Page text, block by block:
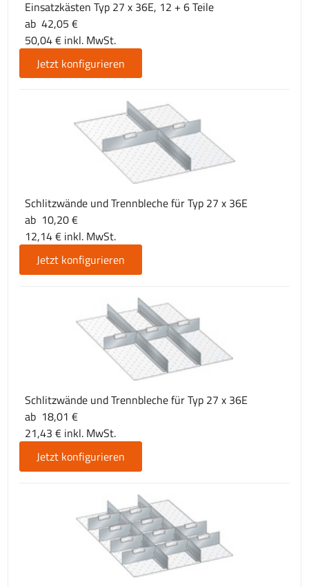
Einsatzkästen Typ 27 x 36E, 12 + 6 Teile
ab 42,05 €
50,04 € inkl. MwSt.
Jetzt konfigurieren
Schlitzwände und Trennbleche für Typ 27 x 36E
ab 10,20 €
12,14 € inkl. MwSt.
Jetzt konfigurieren
Schlitzwände und Trennbleche für Typ 27 x 36E
ab 18,01 €
21,43 € inkl. MwSt.
Jetzt konfigurieren